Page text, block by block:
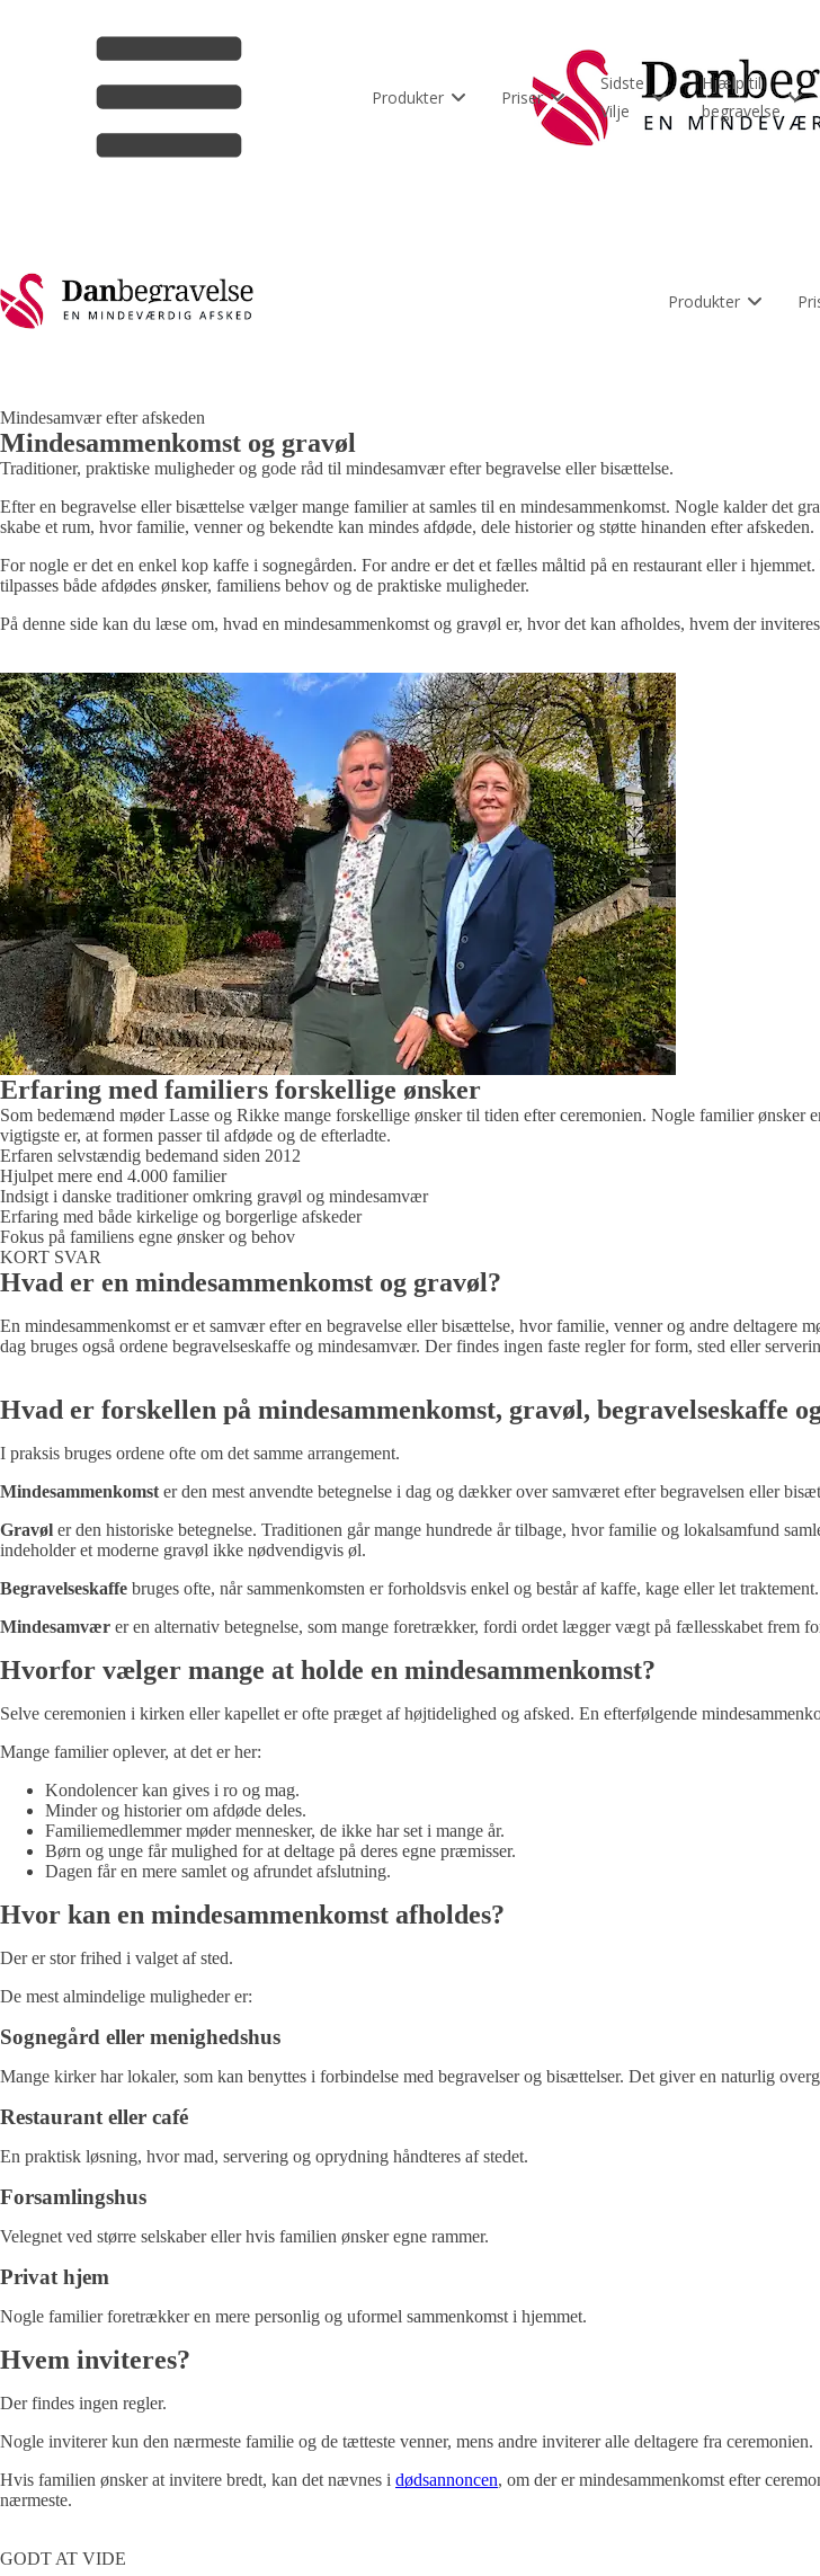
Produkter Priser
Sidste
Vilje
Hjælp til
begravelse
Produkter
Mindesamvær efter afskeden
Mindesammenkomst og gravøl
Traditioner, praktiske muligheder og gode råd til mindesamvær efter begravelse eller bisættelse.
Efter en begravelse eller bisættelse vælger mange familier at samles til en mindesammenkomst. Nogle kalder det
skabe et rum, hvor familie, venner og bekendte kan mindes afdøde, dele historier og støtte hinanden efter afskeden.
For nogle er det en enkel kop kaffe i sognegården. For andre er det et fælles måltid på en restaurant eller i
tilpasses både afdødes ønsker, familiens behov og de praktiske muligheder.
På denne side kan du læse om, hvad en mindesammenkomst og gravøl er, hvor det kan afholdes, hvem der
Erfaring med familiers forskellige ønsker
Som bedemænd møder Lasse og Rikke mange forskellige ønsker til tiden efter ceremonien. Nogle familier
vigtigste er, at formen passer til afdøde og de efterladte.
Erfaren selvstændig bedemand siden 2012
Hjulpet mere end 4.000 familier
Indsigt i danske traditioner omkring gravøl og mindesamvær
Erfaring med både kirkelige og borgerlige afskeder
Fokus på familiens egne ønsker og behov
KORT SVAR
Hvad er en mindesammenkomst og gravøl?
En mindesammenkomst er et samvær efter en begravelse eller bisættelse, hvor familie, venner og andre deltagere
dag bruges også ordene begravelseskaffe og mindesamvær. Der findes ingen faste regler for form, sted eller
Hvad er forskellen på mindesammenkomst, gravøl, begravelseskaffe
I praksis bruges ordene ofte om det samme arrangement.
Mindesammenkomst er den mest anvendte betegnelse i dag og dækker over samværet efter begravelsen eller
Gravøl er den historiske betegnelse. Traditionen går mange hundrede år tilbage, hvor familie og lokalsamfund
indeholder et moderne gravøl ikke nødvendigvis øl.
Begravelseskaffe bruges ofte, når sammenkomsten er forholdsvis enkel og består af kaffe, kage eller let traktement.
Mindesamvær er en alternativ betegnelse, som mange foretrækker, fordi ordet lægger vægt på fællesskabet frem
Hvorfor vælger mange at holde en mindesammenkomst?
Selve ceremonien i kirken eller kapellet er ofte præget af højtidelighed og afsked. En efterfølgende
Mange familier oplever, at det er her:
Kondolencer kan gives i ro og mag.
Minder og historier om afdøde deles.
Familiemedlemmer møder mennesker, de ikke har set i mange år.
Børn og unge får mulighed for at deltage på deres egne præmisser.
Dagen får en mere samlet og afrundet afslutning.
Hvor kan en mindesammenkomst afholdes?
Der er stor frihed i valget af sted.
De mest almindelige muligheder er:
Sognegård eller menighedshus
Mange kirker har lokaler, som kan benyttes i forbindelse med begravelser og bisættelser. Det giver en naturlig
Restaurant eller café
En praktisk løsning, hvor mad, servering og oprydning håndteres af stedet.
Forsamlingshus
Velegnet ved større selskaber eller hvis familien ønsker egne rammer.
Privat hjem
Nogle familier foretrækker en mere personlig og uformel sammenkomst i hjemmet.
Hvem inviteres?
Der findes ingen regler.
Nogle inviterer kun den nærmeste familie og de tætteste venner, mens andre inviterer alle deltagere fra ceremonien.
Hvis familien ønsker at invitere bredt, kan det nævnes i dødsannoncen, om der er mindesammenkomst efter
nærmeste.
GODT AT VIDE